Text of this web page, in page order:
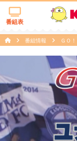
番組表
番組情報 ＧＯ